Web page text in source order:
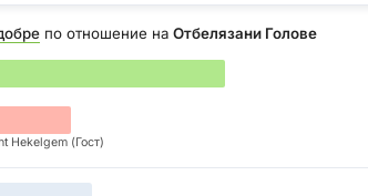
по отношение наОтбелязани Голове
Hekelgem (Гост)